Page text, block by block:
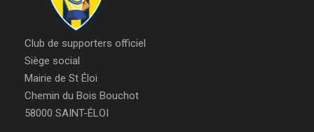
Club de supporters officiel
Siège social
Mairie de St Éloi
Chemin du Bois Bouchot
58000 SAINT-ÉLOI